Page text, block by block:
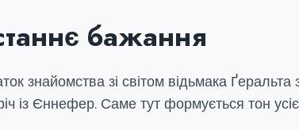
бажання
знайомства зі світом відьмака
із Єннефер. Саме тут формується тон